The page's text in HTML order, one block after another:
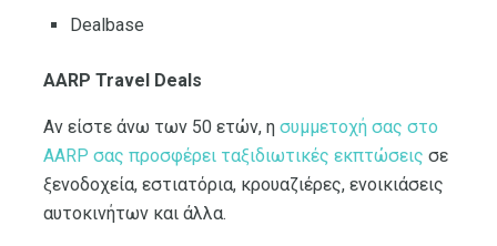
Dealbase
AARP Travel Deals
Αν είστε άνω των 50 ετών, η συμμετοχή σας στο
AARP σας προσφέρει ταξιδιωτικές εκπτώσεις σε
ξενοδοχεία, εστιατόρια, κρουαζιέρες, ενοικιάσεις
αυτοκινήτων και άλλα.